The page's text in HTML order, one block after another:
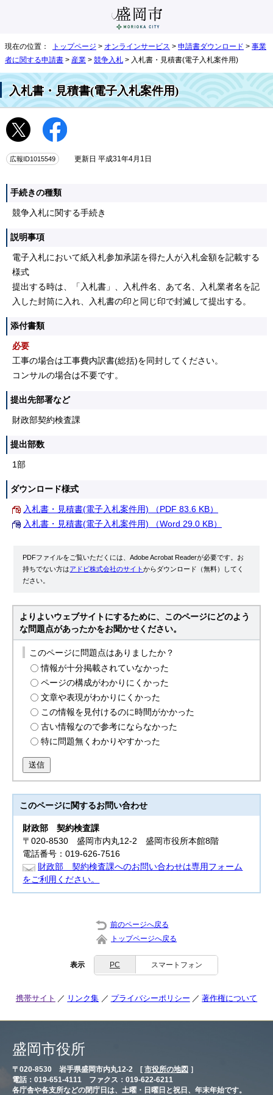
現在の位置： トップページ > オンラインサービス > 申請書ダウンロード > 事業
者に関する申請書 > 産業 > 競争入札 > 入札書・見積書(電子入札案件用)
入札書・見積書(電子入札案件用)
広報ID1015549 更新日 平成31年4月1日
手続きの種類
競争入札に関する手続き
説明事項
電子入札において紙入札参加承諾を得た人が入札金額を記載する
様式
提出する時は、「入札書」、入札件名、あて名、入札業者名を記
入した封筒に入れ、入札書の印と同じ印で封滅して提出する。
添付書類
必要
工事の場合は工事費内訳書(総括)を同封してください。
コンサルの場合は不要です。
提出先部署など
財政部契約検査課
提出部数
1部
ダウンロード様式
入札書・見積書(電子入札案件用) （PDF 83.6 KB）
入札書・見積書(電子入札案件用) （Word 29.0 KB）
PDFファイルをご覧いただくには、Adobe Acrobat Readerが必要です。お
持ちでない方はアドビ株式会社のサイトからダウンロード（無料）してく
ださい。
よりよいウェブサイトにするために、このページにどのよう
な問題点があったかをお聞かせください。
このページに問題点はありましたか？
情報が十分掲載されていなかった
ページの構成がわかりにくかった
文章や表現がわかりにくかった
この情報を見付けるのに時間がかかった
古い情報なので参考にならなかった
特に問題無くわかりやすかった
送信
このページに関するお問い合わせ
財政部契約検査課
〒020-8530 盛岡市内丸12-2 盛岡市役所本館8階
電話番号：019-626-7516
財政部 契約検査課へのお問い合わせは専用フォーム
をご利用ください。
前のページへ戻る
トップページへ戻る
表示 PC スマートフォン
携帯サイト リンク集 プライバシーポリシー 著作権について
盛岡市役所
〒020-8530 岩手県盛岡市内丸12-2 [ 市役所の地図 ］
電話：019-651-4111 ファクス：019-622-6211
各庁舎や各支所などの閉庁日は、土曜・日曜日と祝日、年末年始です。